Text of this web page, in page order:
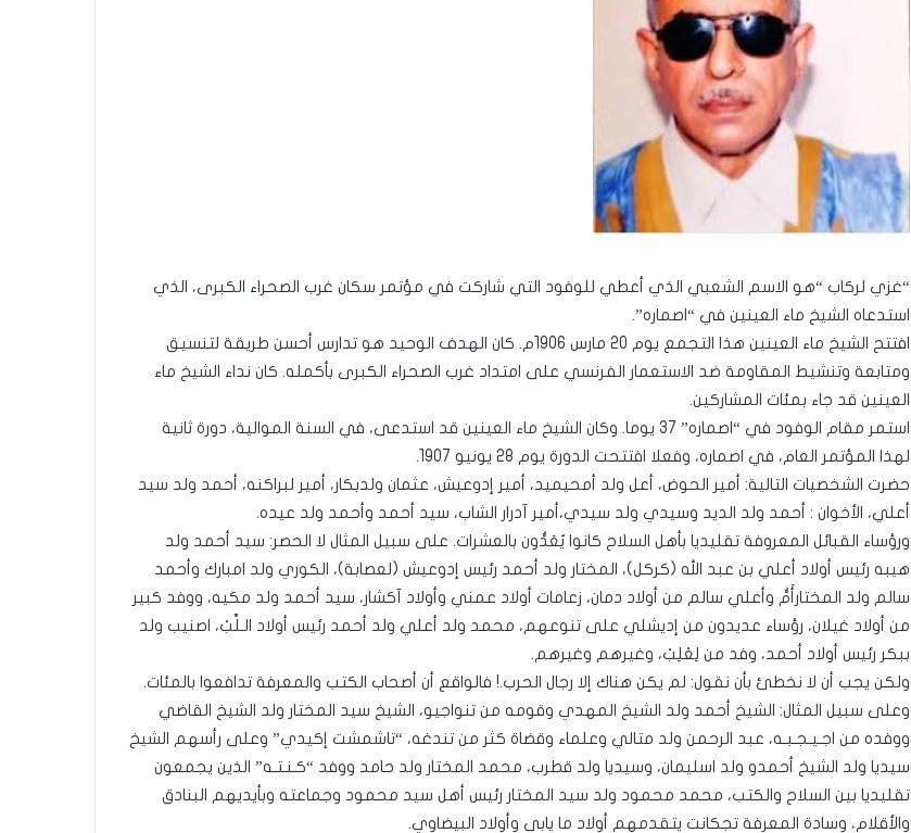
“غزي لركاب “هو الاسم الشعبي الذي أعطي للوفود التي شاركت في مؤتمر سكان غرب الصحراء الكبرى، الذي
استدعاه الشيخ ماء العينين في “اصماره”.
افتتح الشيخ ماء العينين هذا التجمع يوم 20 مارس 1906م. كان الهدف الوحيد هو تدارس أحسن طريقة لتنسيق
ومتابعة وتنشيط المقاومة ضد الاستعمار الفرنسي على امتداد غرب الصحراء الكبرى بأكمله. كان نداء الشيخ ماء
العينين قد جاء بمئات المشاركين.
استمر مقام الوفود في “اصماره” 37 يوما. وكان الشيخ ماء العينين قد استدعى، في السنة الموالية، دورة ثانية
لهذا المؤتمر العام، في اصماره، وفعلا افتتحت الدورة يوم 28 يونيو 1907.
حضرت الشخصيات التالية: أمير الحوض، أعل ولد أمحيميد، أمير إدوعيش، عثمان ولدبكار، أمير لبراكنه، أحمد ولد سيد
أعلي، الأخوان : أحمد ولد الديد وسيدي ولد سيدي،أمير آدرار الشاب، سيد أحمد وأحمد ولد عيده.
ورؤساء القبائل المعروفة تقليديا بأهل السلاح كانوا يُعَدُّون بالعشرات. على سبيل المثال لا الحصر: سيد أحمد ولد
هيبه رئيس أولاد أعلي بن عبد الله (كركل)، المختار ولد أحمد رئيس إدوعيش (لعصابة)، الكوري ولد امبارك وأحمد
سالم ولد المختارأَمُّ وأعلي سالم من أولاد دمان، زعامات أولاد عمني وأولاد آكشار، سيد أحمد ولد مكيه، ووفد كبير
من أولاد غيلان، رؤساء عديدون من إديشلي على تنوعهم، محمد ولد أعلي ولد أحمد رئيس أولاد الـلَّبْ، اصنيب ولد
ببكر رئيس أولاد أحمد، وفد من لِعْلِبْ، وغيرهم وغيرهم.
ولكن يجب أن لا نخطئ بأن نقول: لم يكن هناك إلا رجال الحرب.! فالواقع أن أصحاب الكتب والمعرفة تدافعوا بالمئات.
وعلى سبيل المثال: الشيخ أحمد ولد الشيخ المهدي وقومه من تنواجيو، الشيخ سيد المختار ولد الشيخ القاضي
ووفده من اجـيـجـبـه، عبد الرحمن ولد متالي وعلماء وقضاة كثر من تندغه، “تاشمشت إكيدي” وعلى رأسهم الشيخ
سيديا ولد الشيخ أحمدو ولد اسليمان، وسيديا ولد قطرب، محمد المختار ولد حامد ووفد “كـنـتـه” الذين يجمعون
تقليديا بين السلاح والكتب، محمد محمود ولد سيد المختار رئيس أهل سيد محمود وجماعته وبأيديهم البنادق
والأقلام، وسادة المعرفة تجكانت يتقدمهم أولاد ما يابى وأولاد البيضاوي.